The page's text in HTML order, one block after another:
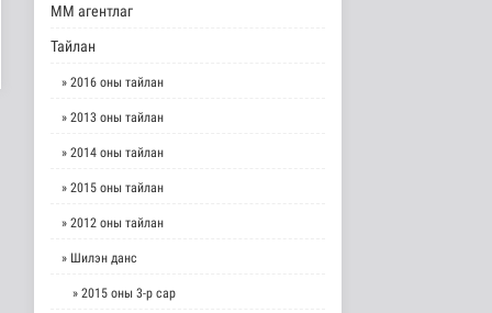
ММ агентлаг
Тайлан
» 2016 оны тайлан
» 2013 оны тайлан
» 2014 оны тайлан
» 2015 оны тайлан
» 2012 оны тайлан
» Шилэн данс
» 2015 оны 3-р сар